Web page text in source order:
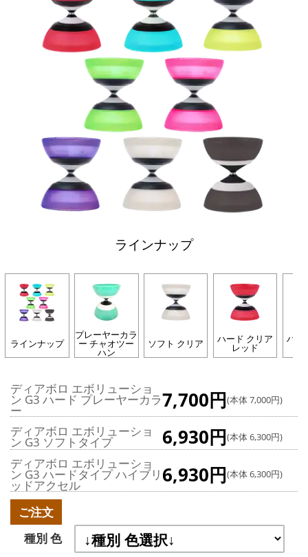
ラインナップ
ラインナップ
プレーヤーカラ
ー チャオツー
ハン
ソフト クリア ハード クリア
レッド
ハー
ディアボロ エボリューショ
ン G3 ハード プレーヤーカラ
ー 7,700円(本体 7,000円)
ディアボロ エボリューショ
ン G3 ソフトタイプ 6,930円(本体 6,300円)
ディアボロ エボリューショ
ン G3 ハードタイプ ハイブリ
ッドアクセル 6,930円(本体 6,300円)
ご注文
種別 色